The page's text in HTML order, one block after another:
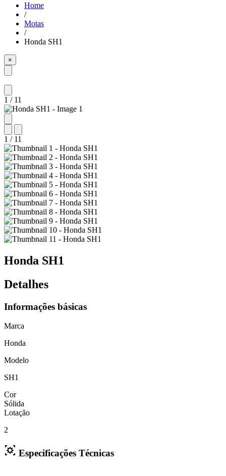
Home
/
Motas
/
Honda SH1
×
1 / 11
1 / 11
Honda SH1
Detalhes
Informações básicas
Marca
Honda
Modelo
SH1
Cor
Sólida
Lotação
2
Especificações Técnicas